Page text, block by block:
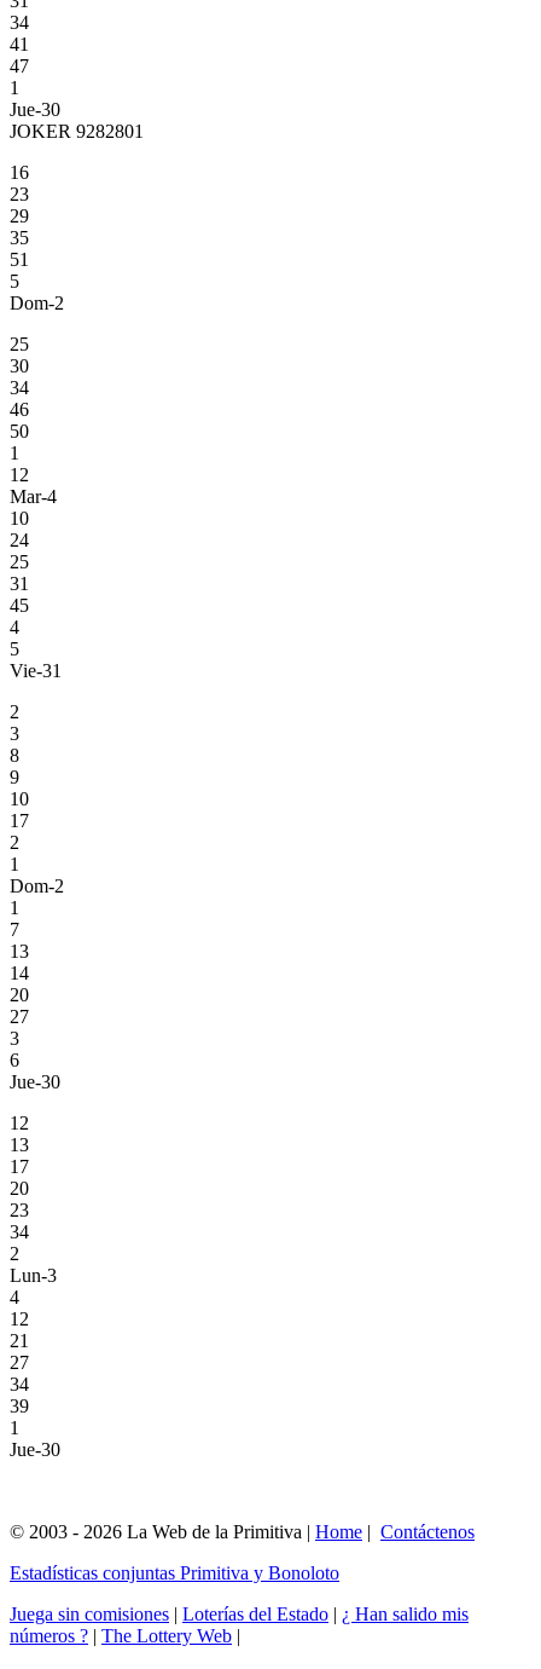
34
41
47
1
Jue-30
JOKER 9282801
16
23
29
35
51
5
Dom-2
25
30
34
46
50
1
12
Mar-4
10
24
25
31
45
4
5
Vie-31
2
3
8
9
10
17
2
1
Dom-2
1
7
13
14
20
27
3
6
Jue-30
12
13
17
20
23
34
2
Lun-3
4
12
21
27
34
39
1
Jue-30
© 2003 - 2026 La Web de la Primitiva | Home | Contáctenos
Estadísticas conjuntas Primitiva y Bonoloto
Juega sin comisiones | Loterías del Estado | ¿ Han salido mis
números ? | The Lottery Web |